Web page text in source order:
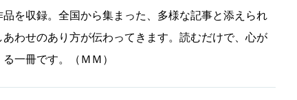
を収録。全国から集まった、多様な記事と添えられ
わせのあり方が伝わってきます。読むだけで、心が
一冊です。（ＭＭ）